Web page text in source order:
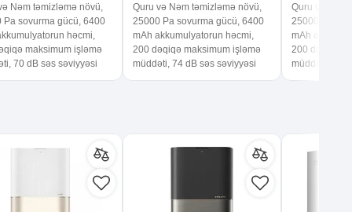
Nəm təmizləmə növü,
Pa sovurma gücü, 6400
həcmi,
maksimum işləmə
70 dB səs səviyyəsi
Quru və Nəm təmizləmə növü,
25000 Pa sovurma gücü, 6400
mAh akkumulyatorun həcmi,
200 dəqiqə maksimum işləmə
müddəti, 74 dB səs səviyyəsi
Quru və Nəm
25000 Pa
mAh
200 dəqiqə
müddəti, 74